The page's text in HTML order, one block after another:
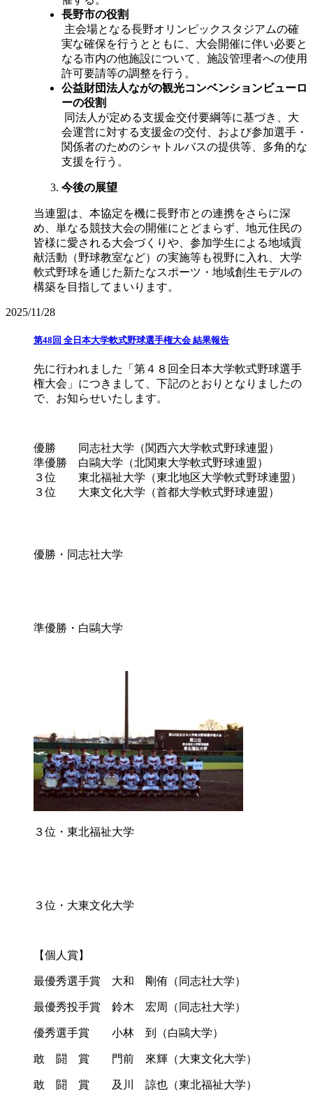
長野市の役割
主会場となる長野オリンピックスタジアムの確
実な確保を行うとともに、大会開催に伴い必要と
なる市内の他施設について、施設管理者への使用
許可要請等の調整を行う。
公益財団法人ながの観光コンベンションビューロ
ーの役割
同法人が定める支援金交付要綱等に基づき、大
会運営に対する支援金の交付、および参加選手・
関係者のためのシャトルバスの提供等、多角的な
支援を行う。
今後の展望
当連盟は、本協定を機に長野市との連携をさらに深
め、単なる競技大会の開催にとどまらず、地元住民の
皆様に愛される大会づくりや、参加学生による地域貢
献活動（野球教室など）の実施等も視野に入れ、大学
軟式野球を通じた新たなスポーツ・地域創生モデルの
構築を目指してまいります。
2025/11/28
第48回 全日本大学軟式野球選手権大会 結果報告
先に行われました「第４８回全日本大学軟式野球選手
権大会」につきまして、下記のとおりとなりましたの
で、お知らせいたします。
優勝 同志社大学（関西六大学軟式野球連盟）
準優勝 白鷗大学（北関東大学軟式野球連盟）
３位 東北福祉大学（東北地区大学軟式野球連盟）
３位 大東文化大学（首都大学軟式野球連盟）
優勝・同志社大学
準優勝・白鷗大学
３位・東北福祉大学
３位・大東文化大学
【個人賞】
最優秀選手賞 大和 剛侑（同志社大学）
最優秀投手賞 鈴木 宏周（同志社大学）
優秀選手賞 小林 到（白鷗大学）
敢 闘 賞 門前 來輝（大東文化大学）
敢 闘 賞 及川 諒也（東北福祉大学）